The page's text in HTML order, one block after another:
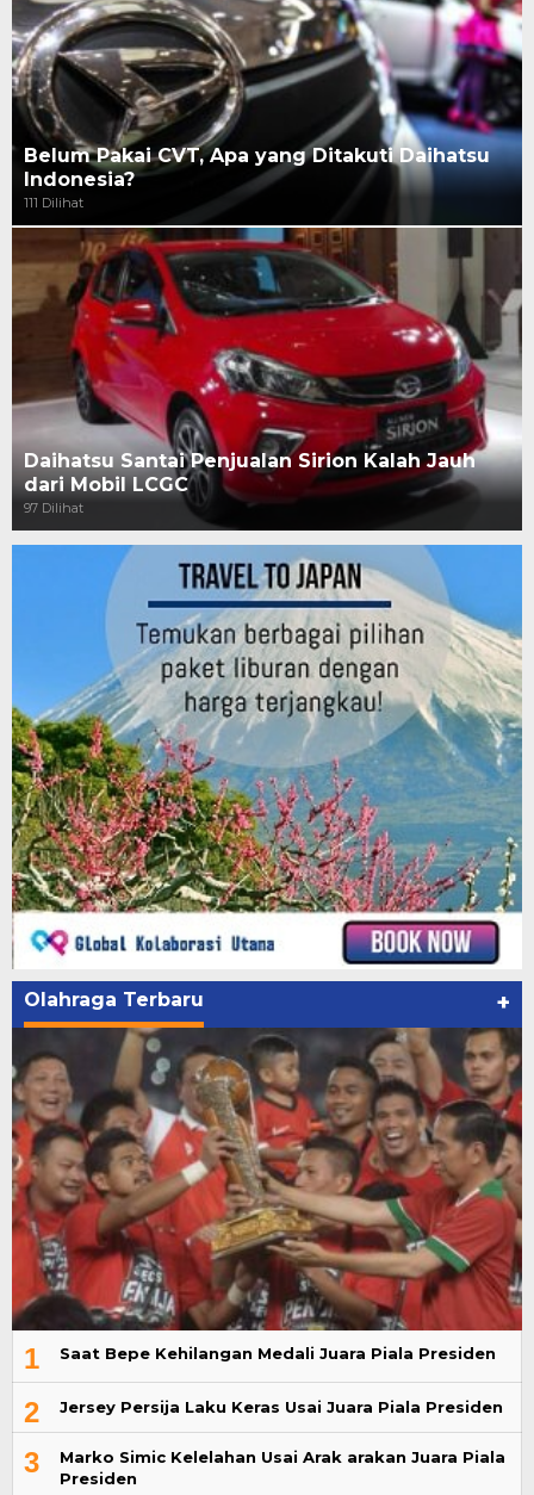
Belum Pakai CVT, Apa yang Ditakuti Daihatsu
Indonesia?
111 Dilihat
Daihatsu Santai Penjualan Sirion Kalah Jauh
dari Mobil LCGC
97 Dilihat
Olahraga Terbaru +
1 Saat Bepe Kehilangan Medali Juara Piala Presiden
2 Jersey Persija Laku Keras Usai Juara Piala Presiden
3
Marko Simic Kelelahan Usai Arak arakan Juara Piala
Presiden